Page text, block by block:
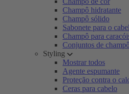
Champô hidratante
Champô sólido
Sabonete para o
Champô para
Conjuntos de
Styling
Mostrar todos
Agente espumante
Proteção contra o
Ceras para cabelo